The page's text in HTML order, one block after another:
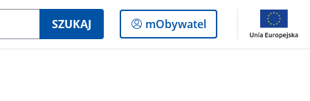
SZUKAJ
Logowanie
do
mObywatel